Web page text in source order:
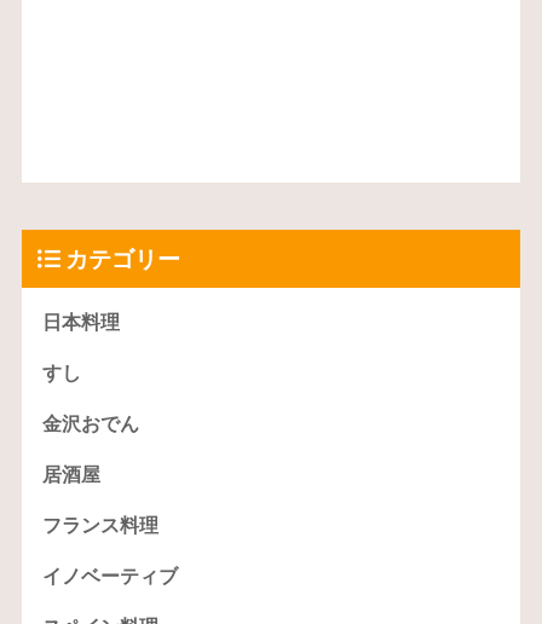
カテゴリー
日本料理
すし
金沢おでん
居酒屋
フランス料理
イノベーティブ